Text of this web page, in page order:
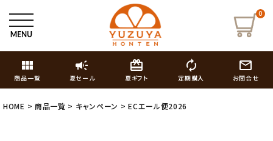
0
view_module
商品一覧
campaign
夏セール
card_giftcard
夏ギフト
autorenew
定期購入
mail_outline
お問合せ
HOME 商品一覧 キャンペーン ECエール便2026